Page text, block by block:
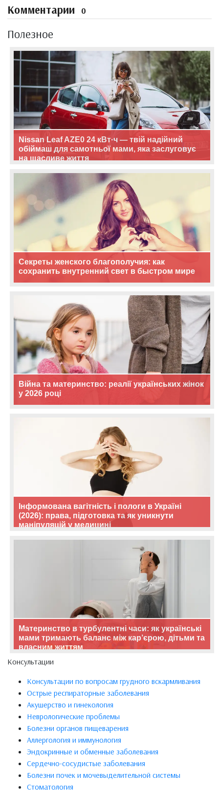
Комментарии 0
Полезное
Nissan Leaf AZE0 24 кВт·ч — твій надійний
обіймаш для самотньої мами, яка заслуговує
на щасливе життя
Секреты женского благополучия: как
сохранить внутренний свет в быстром мире
Війна та материнство: реалії українських жінок
у 2026 році
Інформована вагітність і пологи в Україні
(2026): права, підготовка та як уникнути
маніпуляцій у медицині
Материнство в турбулентні часи: як українські
мами тримають баланс між кар’єрою, дітьми та
власним життям
Консультации
Консультации по вопросам грудного вскармливания
Острые респираторные заболевания
Акушерство и гинекология
Неврологические проблемы
Болезни органов пищеварения
Аллергология и иммунология
Эндокринные и обменные заболевания
Сердечно-сосудистые заболевания
Болезни почек и мочевыделительной системы
Стоматология